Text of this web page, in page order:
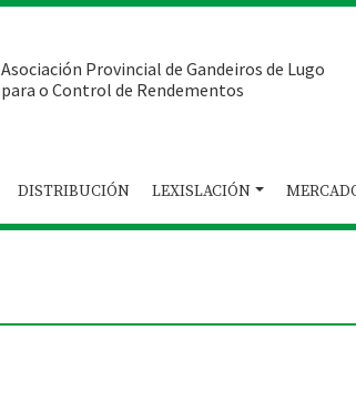
Asociación Provincial de Gandeiros de Lugo
para o Control de Rendementos
DISTRIBUCIÓN LEXISLACIÓN